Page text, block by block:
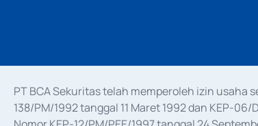
PT BCA Sekuritas telah memperoleh izin usaha
138/PM/1992 tanggal 11 Maret 1992 dan KEP-